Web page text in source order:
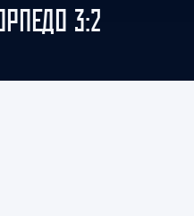
3:2